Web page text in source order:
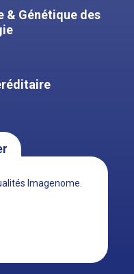
& Génétique des
Imagenome.